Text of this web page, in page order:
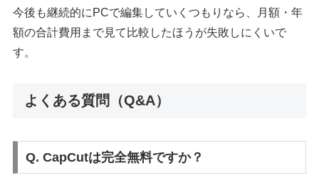
今後も継続的にPCで編集していくつもりなら、月額・年
額の合計費用まで見て比較したほうが失敗しにくいで
す。
よくある質問（Q&A）
Q. CapCutは完全無料ですか？